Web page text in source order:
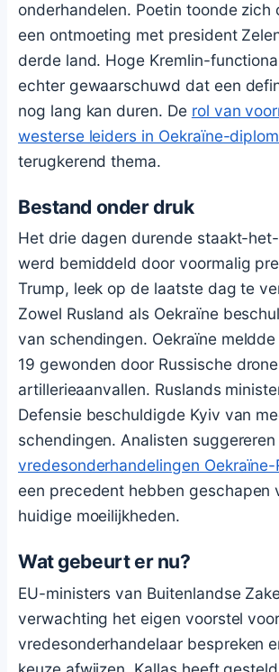
onderhandelen. Poetin toonde zich
een ontmoeting met president
derde land. Hoge Kremlin-
echter gewaarschuwd dat een
nog lang kan duren. De rol van
westerse leiders in Oekraïne-
terugkerend thema.
Bestand onder druk
Het drie dagen durende staakt-
werd bemiddeld door voormalig
Trump, leek op de laatste dag te
Zowel Rusland als Oekraïne
van schendingen. Oekraïne
19 gewonden door Russische
artillerieaanvallen. Ruslands
Defensie beschuldigde Kyiv van
schendingen. Analisten
vredesonderhandelingen
een precedent hebben geschapen
huidige moeilijkheden.
Wat gebeurt er nu?
EU-ministers van Buitenlandse
verwachting het eigen voorstel
vredesonderhandelaar bespreken